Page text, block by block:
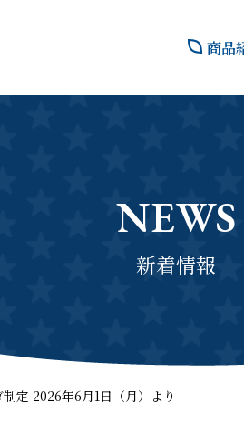
商品
NEWS
新着情報
定 2026年6月1日（月）より